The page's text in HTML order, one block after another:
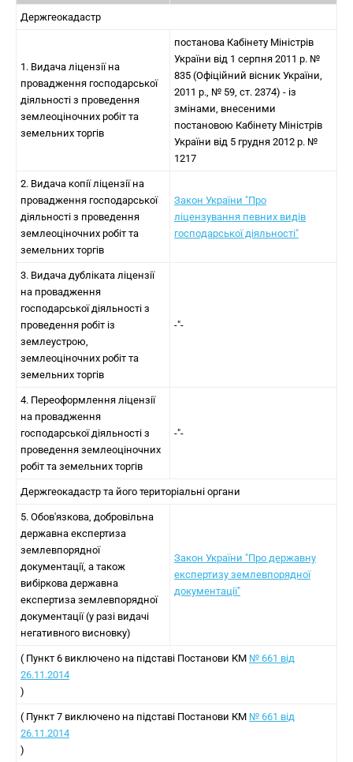
Держгеокадастр
1. Видача ліцензії на
провадження господарської
діяльності з проведення
землеоціночних робіт та
земельних торгів
постанова Кабінету Міністрів
України від 1 серпня 2011 р. №
835 (Офіційний вісник України,
2011 р., № 59, ст. 2374) - із
змінами, внесеними
постановою Кабінету Міністрів
України від 5 грудня 2012 р. №
1217
2. Видача копії ліцензії на
провадження господарської
діяльності з проведення
землеоціночних робіт та
земельних торгів
Закон України "Про
ліцензування певних видів
господарської діяльності"
3. Видача дубліката ліцензії
на провадження
господарської діяльності з
проведення робіт із
землеустрою,
землеоціночних робіт та
земельних торгів
-"-
4. Переоформлення ліцензії
на провадження
господарської діяльності з
проведення землеоціночних
робіт та земельних торгів
-"-
Держгеокадастр та його територіальні органи
5. Обов'язкова, добровільна
державна експертиза
землевпорядної
документації, а також
вибіркова державна
експертиза землевпорядної
документації (у разі видачі
негативного висновку)
Закон України "Про державну
експертизу землевпорядної
документації"
( Пункт 6 виключено на підставі Постанови КМ № 661 від
26.11.2014
)
( Пункт 7 виключено на підставі Постанови КМ № 661 від
26.11.2014
)